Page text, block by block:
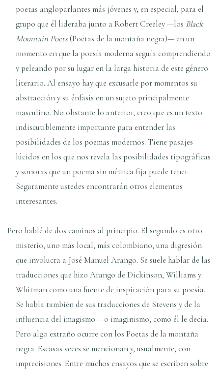
poetas angloparlantes más jóvenes y, en especial, para el
grupo que él lideraba junto a Robert Creeley —los Black
Mountain Poets(Poetas de la montaña negra)— en un
momento en que la poesía moderna seguía comprendiendo
y peleando por su lugar en la larga historia de este género
literario. Al ensayo hay que excusarle por momentos su
abstracción y su énfasis en un sujeto principalmente
masculino. No obstante lo anterior, creo que es un texto
indiscutiblemente importante para entender las
posibilidades de los poemas modernos. Tiene pasajes
lúcidos en los que nos revela las posibilidades tipográficas
y sonoras que un poema sin métrica fija puede tener.
Seguramente ustedes encontrarán otros elementos
interesantes.
Pero hablé de dos caminos al principio. El segundo es otro
misterio, uno más local, más colombiano, una digresión
que involucra a José Manuel Arango. Se suele hablar de las
traducciones que hizo Arango de Dickinson, Williams y
Whitman como una fuente de inspiración para su poesía.
Se habla también de sus traducciones de Stevens y de la
influencia del imagismo —o imaginismo, como él le decía.
Pero algo extraño ocurre con los Poetas de la montaña
negra. Escasas veces se mencionan y, usualmente, con
imprecisiones. Entre muchos ensayos que se escriben sobre